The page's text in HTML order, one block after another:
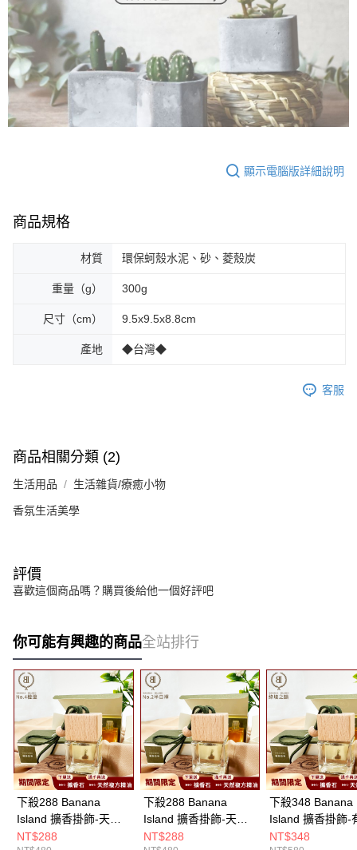
顯示電腦版詳細說明
商品規格
材質 環保蚵殼水泥、砂、菱殼炭
重量（g） 300g
尺寸（cm） 9.5x9.5x8.8cm
產地 ◆台灣◆
客服
商品相關分類 (2)
生活用品 生活雜貨/療癒小物
香氛生活美學
評價
喜歡這個商品嗎？購買後給他一個好評吧
你可能有興趣的商品全站排行
下殺288 Banana
Island 擴香掛飾-天然
複方芳療精油 No.4 橙
NT$288
下殺288 Banana
Island 擴香掛飾-天然
複方芳療精油 No.2 半
NT$288
下殺348 Banana
Island 擴香掛飾-
複方精油 綠境之
NT$348